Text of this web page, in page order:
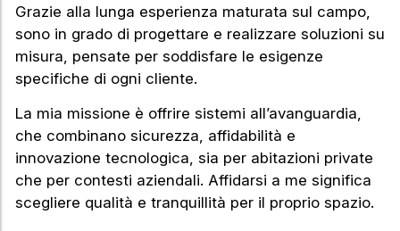
Grazie alla lunga esperienza maturata sul campo,
sono in grado di progettare e realizzare soluzioni su
misura, pensate per soddisfare le esigenze
specifiche di ogni cliente.
La mia missione è offrire sistemi all’avanguardia,
che combinano sicurezza, affidabilità e
innovazione tecnologica, sia per abitazioni private
che per contesti aziendali. Affidarsi a me significa
scegliere qualità e tranquillità per il proprio spazio.